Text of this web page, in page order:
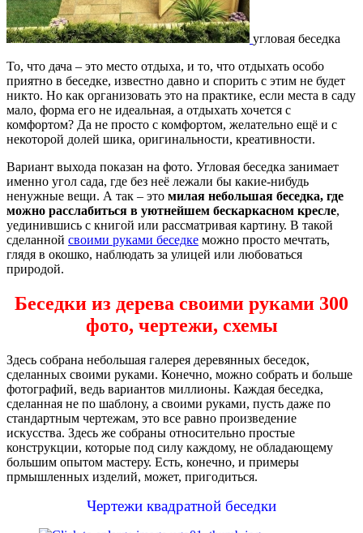
угловая беседка
То, что дача – это место отдыха, и то, что отдыхать особо
приятно в беседке, известно давно и спорить с этим не будет
никто. Но как организовать это на практике, если места в саду
мало, форма его не идеальная, а отдыхать хочется с
комфортом? Да не просто с комфортом, желательно ещё и с
некоторой долей шика, оригинальности, креативности.
Вариант выхода показан на фото. Угловая беседка занимает
именно угол сада, где без неё лежали бы какие-нибудь
ненужные вещи. А так – это милая небольшая беседка, где
можно расслабиться в уютнейшем бескаркасном кресле,
уединившись с книгой или рассматривая картину. В такой
сделанной своими руками беседке можно просто мечтать,
глядя в окошко, наблюдать за улицей или любоваться
природой.
Беседки из дерева своими руками 300
фото, чертежи, схемы
Здесь собрана небольшая галерея деревянных беседок,
сделанных своими руками. Конечно, можно собрать и больше
фотографий, ведь вариантов миллионы. Каждая беседка,
сделанная не по шаблону, а своими руками, пусть даже по
стандартным чертежам, это все равно произведение
искусства. Здесь же собраны относительно простые
конструкции, которые под силу каждому, не обладающему
большим опытом мастеру. Есть, конечно, и примеры
прмышленных изделий, может, пригодиться.
Чертежи квадратной беседки